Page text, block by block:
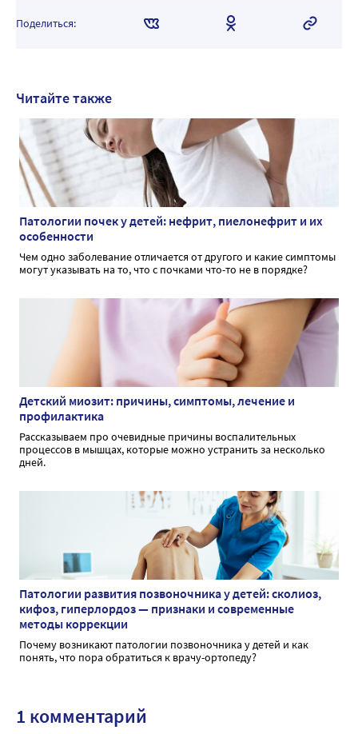
Поделиться:
Читайте также
Патологии почек у детей: нефрит, пиелонефрит и их
особенности
Чем одно заболевание отличается от другого и какие симптомы
могут указывать на то, что с почками что-то не в порядке?
Детский миозит: причины, симптомы, лечение и
профилактика
Рассказываем про очевидные причины воспалительных
процессов в мышцах, которые можно устранить за несколько
дней.
Патологии развития позвоночника у детей: сколиоз,
кифоз, гиперлордоз — признаки и современные
методы коррекции
Почему возникают патологии позвоночника у детей и как
понять, что пора обратиться к врачу-ортопеду?
1 комментарий